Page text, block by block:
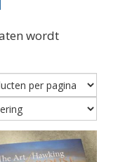
wordt